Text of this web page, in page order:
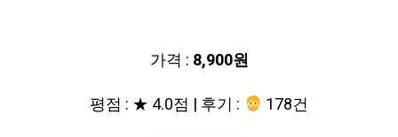
가격 : 8,900원
평점 : ★ 4.0점 | 후기 :
178건